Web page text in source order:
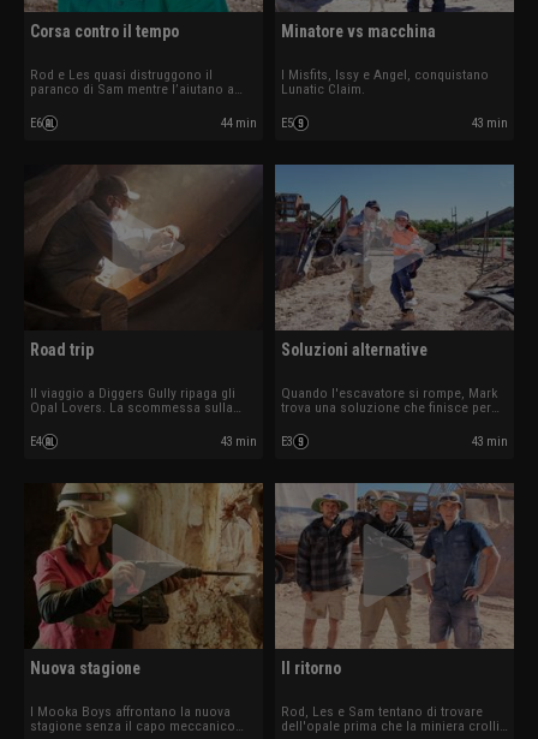
Corsa contro il tempo
Rod e Les quasi distruggono il
paranco di Sam mentre l’aiutano a
E6 44 min
Minatore vs macchina
I Misfits, Issy e Angel, conquistano
Lunatic Claim.
E5 43 min
Road trip
Il viaggio a Diggers Gully ripaga gli
Opal Lovers. La scommessa sulla
non sembra invece dare i suoi frutti ai
Cheals.
E4 43 min
Soluzioni alternative
Quando l'escavatore si rompe, Mark
trova una soluzione che finisce per
vecchio rullo compressore di Lee e
Roger non vuole avviarsi.
E3 43 min
Nuova stagione
I Mooka Boys affrontano la nuova
stagione senza il capo meccanico
Il ritorno
Rod, Les e Sam tentano di trovare
dell'opale prima che la miniera crolli.